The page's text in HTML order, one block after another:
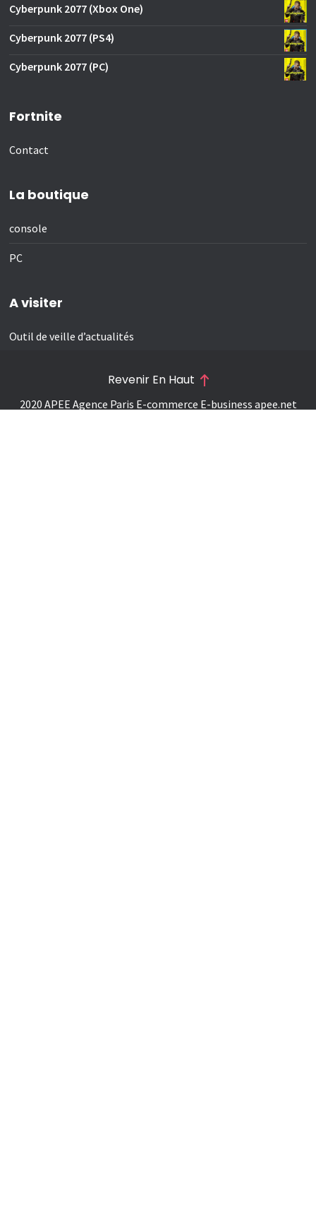
Cyberpunk 2077 (Xbox One)
Cyberpunk 2077 (PS4)
Cyberpunk 2077 (PC)
Fortnite
Contact
La boutique
console
PC
A visiter
Outil de veille d’actualités
2020 APEE Agence Paris E-commerce E-business apee.net
Revenir En Haut